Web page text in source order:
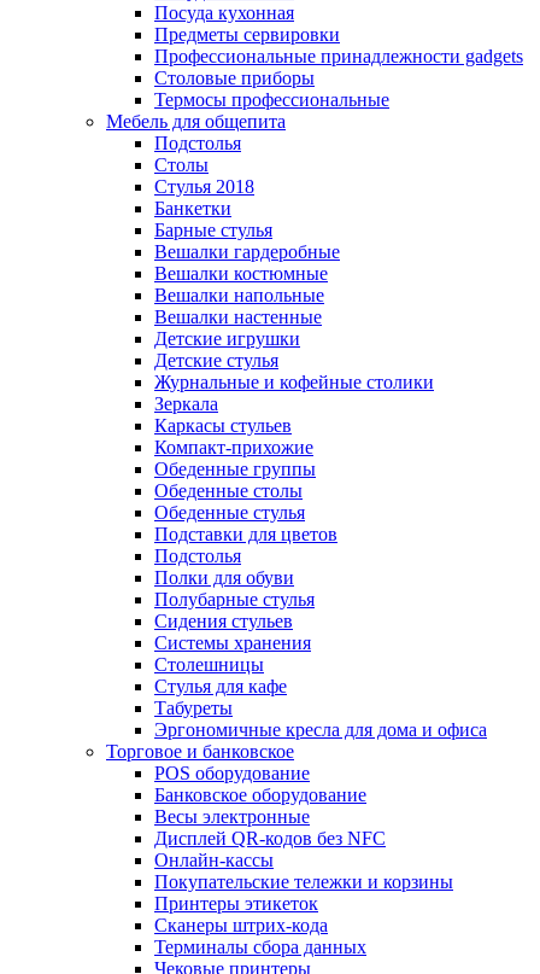
Посуда кухонная
Предметы сервировки
Профессиональные принадлежности gadgets
Столовые приборы
Термосы профессиональные
Мебель для общепита
Подстолья
Столы
Стулья 2018
Банкетки
Барные стулья
Вешалки гардеробные
Вешалки костюмные
Вешалки напольные
Вешалки настенные
Детские игрушки
Детские стулья
Журнальные и кофейные столики
Зеркала
Каркасы стульев
Компакт-прихожие
Обеденные группы
Обеденные столы
Обеденные стулья
Подставки для цветов
Подстолья
Полки для обуви
Полубарные стулья
Сидения стульев
Системы хранения
Столешницы
Стулья для кафе
Табуреты
Эргономичные кресла для дома и офиса
Торговое и банковское
POS оборудование
Банковское оборудование
Весы электронные
Дисплей QR-кодов без NFC
Онлайн-кассы
Покупательские тележки и корзины
Принтеры этикеток
Сканеры штрих-кода
Терминалы сбора данных
Чековые принтеры